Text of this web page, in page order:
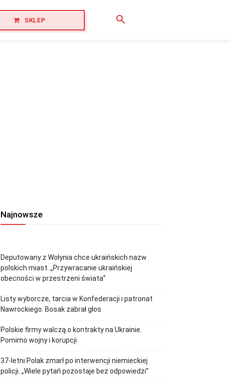
SKLEP
Najnowsze
Deputowany z Wołynia chce ukraińskich nazw
polskich miast. „Przywracanie ukraińskiej
obecności w przestrzeni świata”
Listy wyborcze, tarcia w Konfederacji i patronat
Nawrockiego. Bosak zabrał głos
Polskie firmy walczą o kontrakty na Ukrainie.
Pomimo wojny i korupcji
37-letni Polak zmarł po interwencji niemieckiej
policji. „Wiele pytań pozostaje bez odpowiedzi”